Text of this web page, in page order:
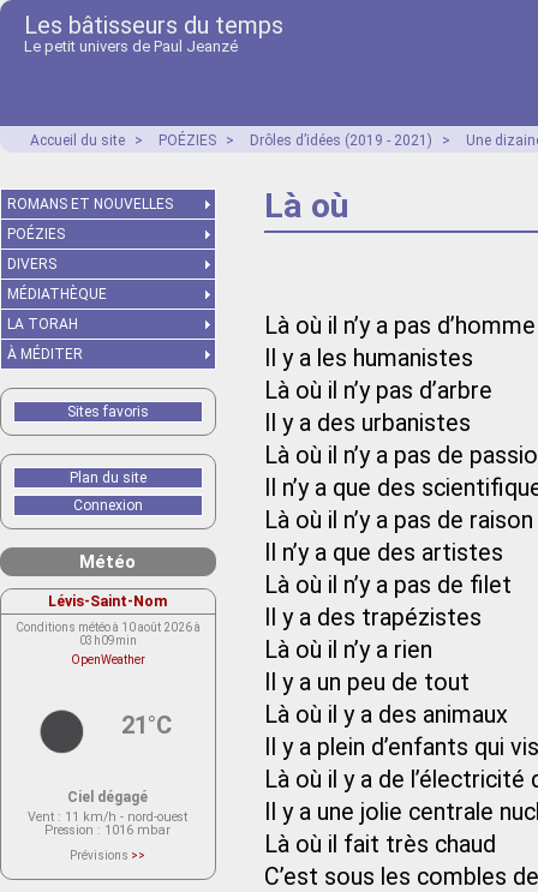
Les bâtisseurs du temps
Le petit univers de Paul Jeanzé
Accueil du site > POÉZIES > Drôles d’idées (2019 - 2021) > Une
Là où
Là où il n’y a pas d’homme
Il y a les humanistes
Là où il n’y pas d’arbre
Il y a des urbanistes
Là où il n’y a pas de
Il n’y a que des
Là où il n’y a pas de raison
Il n’y a que des artistes
Là où il n’y a pas de filet
Il y a des trapézistes
Là où il n’y a rien
Il y a un peu de tout
Là où il y a des animaux
Il y a plein d’enfants qui
Là où il y a de l’électricité
Il y a une jolie centrale
Là où il fait très chaud
C’est sous les combles
ROMANS ET NOUVELLES
POÉZIES
DIVERS
MÉDIATHÈQUE
LA TORAH
À MÉDITER
Sites favoris
Plan du site
Connexion
Météo
Lévis-Saint-Nom
Conditions météo à 10 août 2026 à
03h09min
OpenWeather
21°C
Ciel dégagé
Vent : 11 km/h - nord-ouest
Pression : 1016 mbar
Prévisions >>
actuellement aucune prévision